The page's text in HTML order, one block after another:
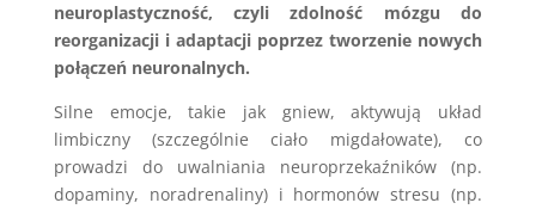
neuroplastyczność, czyli zdolność mózgu do
reorganizacji i adaptacji poprzez tworzenie nowych
połączeń neuronalnych.
Silne emocje, takie jak gniew, aktywują układ
limbiczny (szczególnie ciało migdałowate), co
prowadzi do uwalniania neuroprzekaźników (np.
dopaminy, noradrenaliny) i hormonów stresu (np.